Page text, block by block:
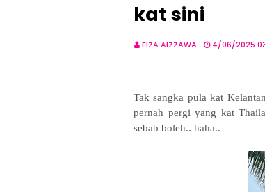
kat sini
FIZA AIZZAWA 4/06/2025
Tak sangka pula kat
pernah pergi yang kat
sebab boleh.. haha..